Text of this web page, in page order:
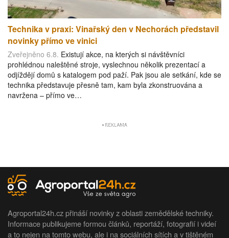
Technika v praxi: Vinařský den v Nechorách představil
novinky přímo ve vinici
Zveřejněno 6.8. Existují akce, na kterých si návštěvníci
prohlédnou naleštěné stroje, vyslechnou několik prezentací a
odjíždějí domů s katalogem pod paží. Pak jsou ale setkání, kde se
technika představuje přesně tam, kam byla zkonstruována a
navržena – přímo ve…
Agroportal24h.cz přináší novinky z oblasti zemědělské techniky.
Informace publikujeme formou článků, reportáží, fotografií i videí
a to nejen na tomto webu, ale i na sociálních sítích a v tištěném